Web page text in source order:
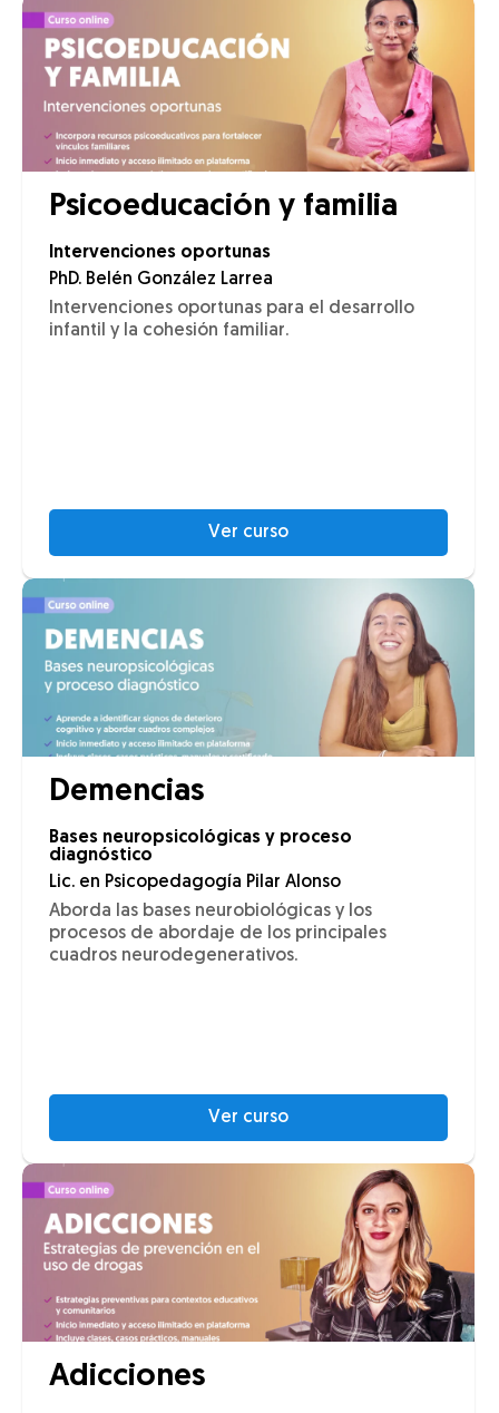
Psicoeducación y familia
Intervenciones oportunas
PhD. Belén González Larrea
Intervenciones oportunas para el desarrollo
infantil y la cohesión familiar.
Ver curso
Demencias
Bases neuropsicológicas y proceso
diagnóstico
Lic. en Psicopedagogía Pilar Alonso
Aborda las bases neurobiológicas y los
procesos de abordaje de los principales
cuadros neurodegenerativos.
Ver curso
Adicciones